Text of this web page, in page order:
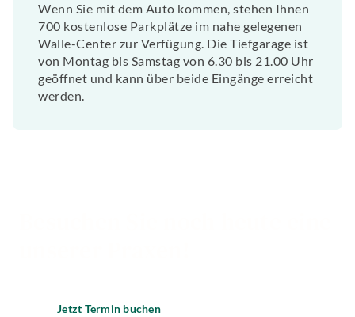
Wenn Sie mit dem Auto kommen, stehen Ihnen
700 kostenlose Parkplätze im nahe gelegenen
Walle-Center zur Verfügung. Die Tiefgarage ist
von Montag bis Samstag von 6.30 bis 21.00 Uhr
geöffnet und kann über beide Eingänge erreicht
werden.
Jetzt Termin buchen